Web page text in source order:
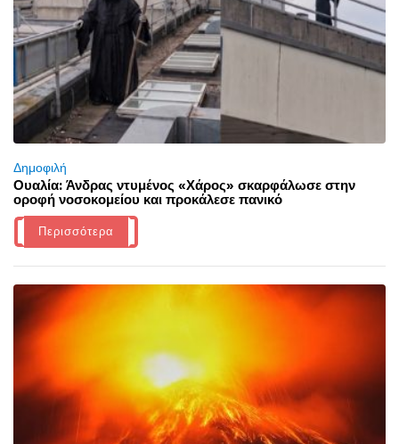
Δημοφιλή
Ουαλία: Άνδρας ντυμένος «Χάρος» σκαρφάλωσε στην
οροφή νοσοκομείου και προκάλεσε πανικό
Περισσότερα